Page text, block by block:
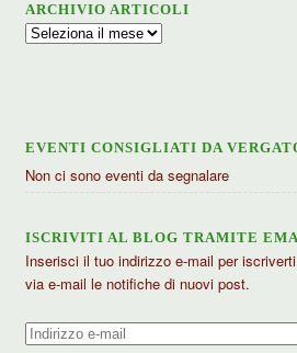
ARCHIVIO ARTICOLI
Archivio
EVENTI CONSIGLIATI DA
Non ci sono eventi da segnalare
ISCRIVITI AL BLOG TRAMITE
Inserisci il tuo indirizzo e-mail per
via e-mail le notifiche di nuovi post.
Indirizzo